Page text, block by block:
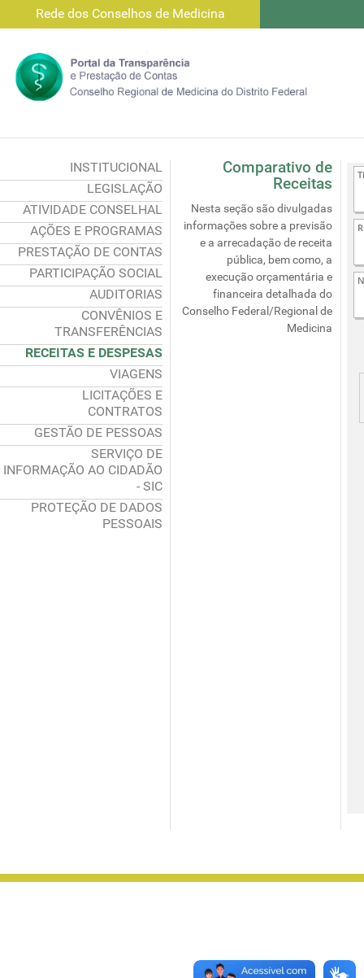
Rede dos Conselhos de Medicina
INSTITUCIONAL
LEGISLAÇÃO
ATIVIDADE CONSELHAL
AÇÕES E PROGRAMAS
PRESTAÇÃO DE CONTAS
PARTICIPAÇÃO SOCIAL
AUDITORIAS
CONVÊNIOS E
TRANSFERÊNCIAS
RECEITAS E DESPESAS
VIAGENS
LICITAÇÕES E
CONTRATOS
GESTÃO DE PESSOAS
SERVIÇO DE
INFORMAÇÃO AO CIDADÃO
- SIC
PROTEÇÃO DE DADOS
PESSOAIS
Comparativo de
Receitas
Nesta seção são divulgadas
informações sobre a previsão
e a arrecadação de receita
pública, bem como, a
execução orçamentária e
financeira detalhada do
Conselho Federal/Regional de
Medicina